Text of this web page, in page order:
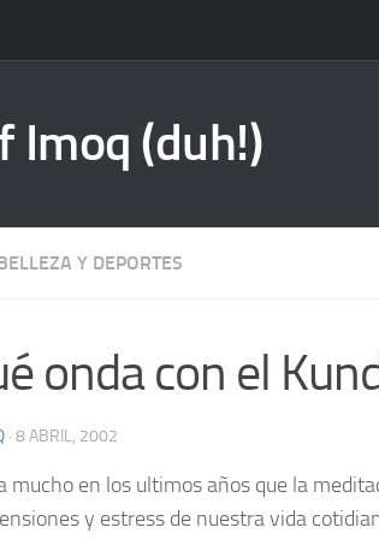
Imoq (duh!)
Y DEPORTES
onda con el
· 8 ABRIL, 2002
mucho en los ultimos años que la
y estress de nuestra vida